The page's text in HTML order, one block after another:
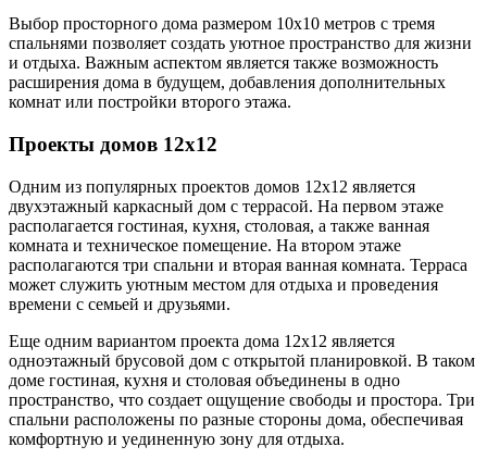
Выбор просторного дома размером 10х10 метров с тремя
спальнями позволяет создать уютное пространство для жизни
и отдыха. Важным аспектом является также возможность
расширения дома в будущем, добавления дополнительных
комнат или постройки второго этажа.
Проекты домов 12х12
Одним из популярных проектов домов 12х12 является
двухэтажный каркасный дом с террасой. На первом этаже
располагается гостиная, кухня, столовая, а также ванная
комната и техническое помещение. На втором этаже
располагаются три спальни и вторая ванная комната. Терраса
может служить уютным местом для отдыха и проведения
времени с семьей и друзьями.
Еще одним вариантом проекта дома 12х12 является
одноэтажный брусовой дом с открытой планировкой. В таком
доме гостиная, кухня и столовая объединены в одно
пространство, что создает ощущение свободы и простора. Три
спальни расположены по разные стороны дома, обеспечивая
комфортную и уединенную зону для отдыха.